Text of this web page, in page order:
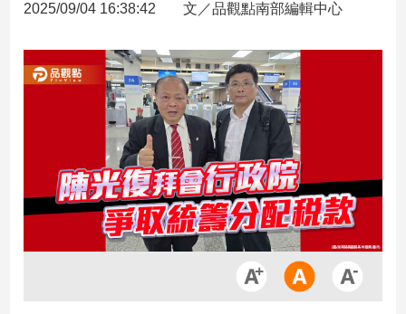
新
產
經/
品
2025/09/04 16:38:42 文／品觀點南部編輯中心